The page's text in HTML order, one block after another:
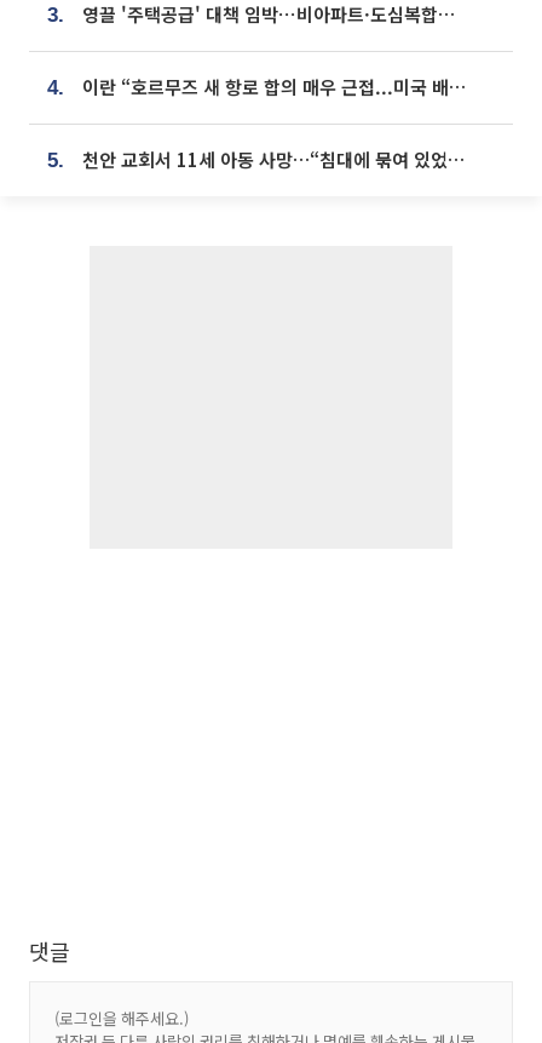
3. 영끌 '주택공급' 대책 임박⋯비아파트·도심복합까지 총동원
4. 이란 “호르무즈 새 항로 합의 매우 근접...미국 배상 먼저”
5. 천안 교회서 11세 아동 사망…“침대에 묶여 있었다” 진술 확보
댓글